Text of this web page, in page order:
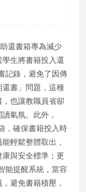
還書箱專為減少
生將書籍投入還
記錄，避免了因傳
書」問題，這種
也讓教職員省卻
氣氛。此外，
，確保書籍投入時
輕鬆整體取出，
與安全標準；更
能提醒系統，當容
避免書籍積壓，